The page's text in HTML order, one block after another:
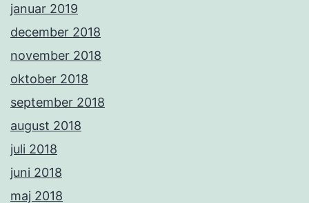
januar 2019
december 2018
november 2018
oktober 2018
september 2018
august 2018
juli 2018
juni 2018
maj 2018